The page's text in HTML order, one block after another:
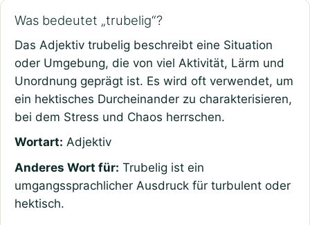
Was bedeutet „trubelig“?
Das Adjektiv trubelig beschreibt eine Situation
oder Umgebung, die von viel Aktivität, Lärm und
Unordnung geprägt ist. Es wird oft verwendet, um
ein hektisches Durcheinander zu charakterisieren,
bei dem Stress und Chaos herrschen.
Wortart: Adjektiv
Anderes Wort für: Trubelig ist ein
umgangssprachlicher Ausdruck für turbulent oder
hektisch.